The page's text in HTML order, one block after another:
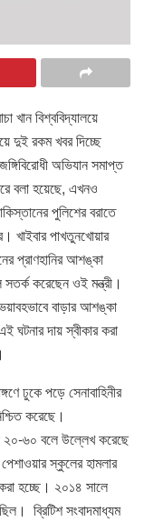
খান বিশ্ববিদ্যালয়ে
দুই রকম খবর দিচ্ছে
অভিযান সমাপ্ত
বলা হয়েছে, এখনও
পুলিশের বরাতে
খাইবার পাখতুনখোয়ার
প্রাণহানির আশঙ্কা
করেছেন ওই মন্ত্রী।
বাড়ার আশঙ্কা
ঘটনার দায় স্বীকার করা
ঢুকে পড়ে সেনাবাহিনীর
করেছে।
২০-৬০ বলে উল্লেখ করেছে
স্কুলের হামলার
হচ্ছে। ২০১৪ সালে
ব্রিটিশ সংবাদমাধ্যম